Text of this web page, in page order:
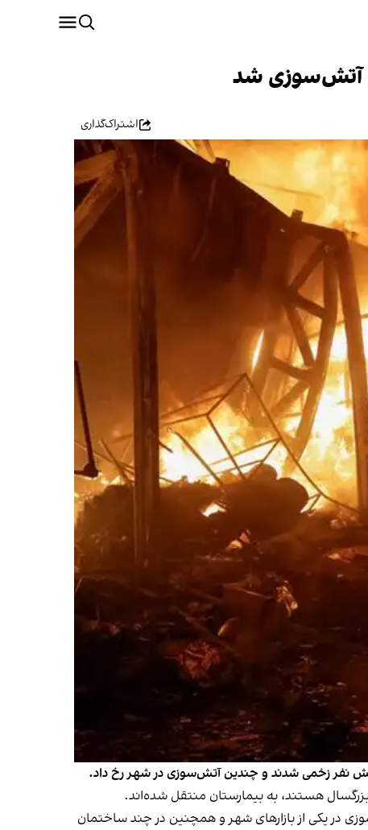
آتش‌سوزی شد
اشتراک‌گذاری
نفر زخمی شدند و چندین آتش‌سوزی در شهر رخ داد.
هستند، به بیمارستان منتقل شده‌اند.
در یکی از بازارهای شهر و همچنین در چند ساختمان